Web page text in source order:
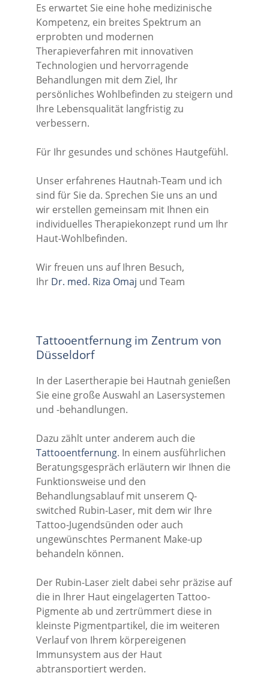
Es erwartet Sie eine hohe medizinische
Kompetenz, ein breites Spektrum an
erprobten und modernen
Therapieverfahren mit innovativen
Technologien und hervorragende
Behandlungen mit dem Ziel, Ihr
persönliches Wohlbefinden zu steigern und
Ihre Lebensqualität langfristig zu
verbessern.
Für Ihr gesundes und schönes Hautgefühl.
Unser erfahrenes Hautnah-Team und ich
sind für Sie da. Sprechen Sie uns an und
wir erstellen gemeinsam mit Ihnen ein
individuelles Therapiekonzept rund um Ihr
Haut-Wohlbefinden.
Wir freuen uns auf Ihren Besuch,
Ihr Dr. med. Riza Omaj und Team
Tattooentfernung im Zentrum von
Düsseldorf
In der Lasertherapie bei Hautnah genießen
Sie eine große Auswahl an Lasersystemen
und -behandlungen.
Dazu zählt unter anderem auch die
Tattooentfernung. In einem ausführlichen
Beratungsgespräch erläutern wir Ihnen die
Funktionsweise und den
Behandlungsablauf mit unserem Q-
switched Rubin-Laser, mit dem wir Ihre
Tattoo-Jugendsünden oder auch
ungewünschtes Permanent Make-up
behandeln können.
Der Rubin-Laser zielt dabei sehr präzise auf
die in Ihrer Haut eingelagerten Tattoo-
Pigmente ab und zertrümmert diese in
kleinste Pigmentpartikel, die im weiteren
Verlauf von Ihrem körpereigenen
Immunsystem aus der Haut
abtransportiert werden.